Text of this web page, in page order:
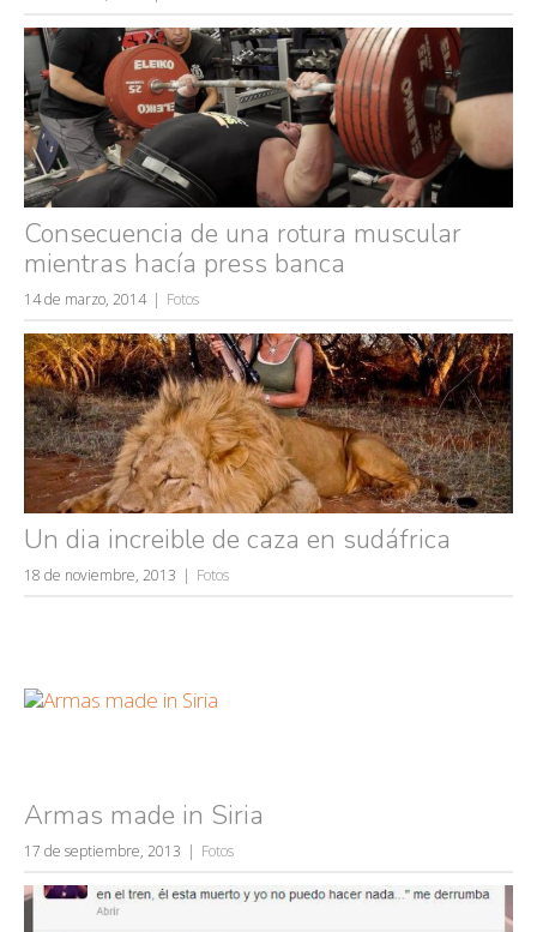
Búsquedas populares
volver a nacer
accidentes
wtf
rusos
caídas
fails
Consecuencia de una rotura muscular
mientras hacía press banca
14 de marzo, 2014 Fotos
Un dia increible de caza en sudáfrica
18 de noviembre, 2013 Fotos
Armas made in Siria
17 de septiembre, 2013 Fotos